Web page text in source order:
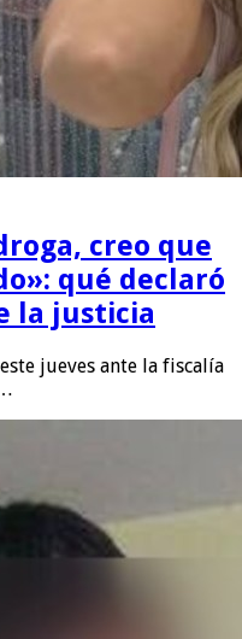
creo que
qué declaró
la justicia
jueves ante la fiscalía